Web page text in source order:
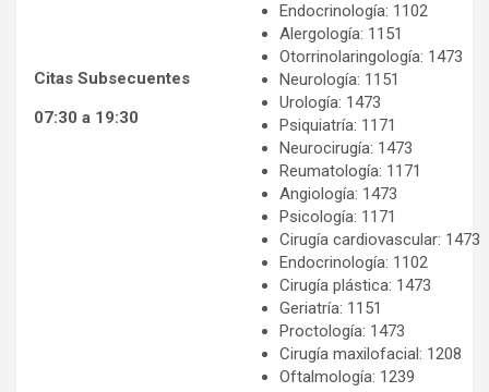
Citas Subsecuentes
07:30 a 19:30
Endocrinología: 1102
Alergología: 1151
Otorrinolaringología: 1473
Neurología: 1151
Urología: 1473
Psiquiatría: 1171
Neurocirugía: 1473
Reumatología: 1171
Angiología: 1473
Psicología: 1171
Cirugía cardiovascular: 1473
Endocrinología: 1102
Cirugía plástica: 1473
Geriatría: 1151
Proctología: 1473
Cirugía maxilofacial: 1208
Oftalmología: 1239